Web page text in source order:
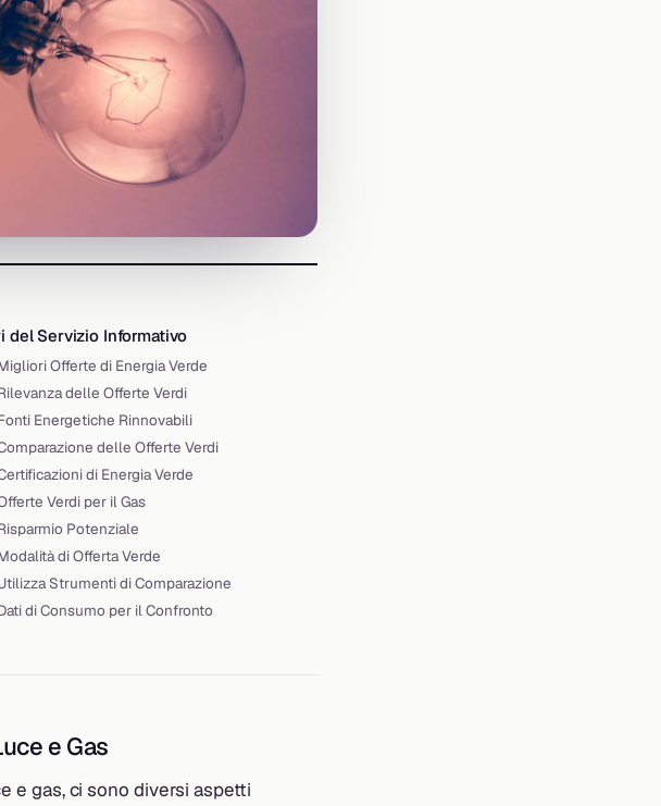
del Servizio Informativo
Offerte di Energia Verde
delle Offerte Verdi
Energetiche Rinnovabili
delle Offerte Verdi
di Energia Verde
Verdi per il Gas
Potenziale
di Offerta Verde
Strumenti di Comparazione
di Consumo per il Confronto
e Gas
e gas, ci sono diversi aspetti